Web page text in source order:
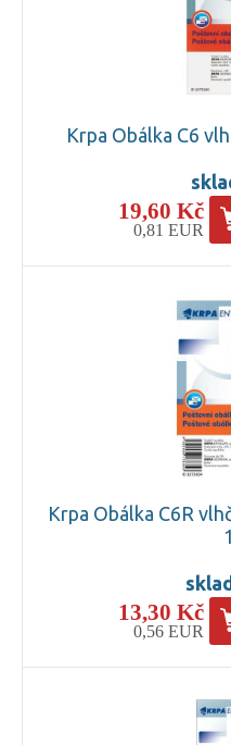
Krpa Obálka C6
19,60 Kč
0,81 EUR
Krpa Obálka C6R
13,30 Kč
0,56 EUR